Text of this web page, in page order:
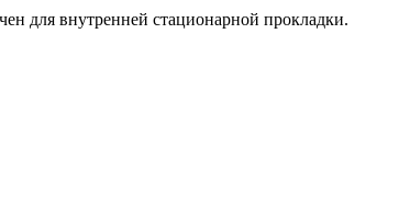
для внутренней стационарной прокладки.